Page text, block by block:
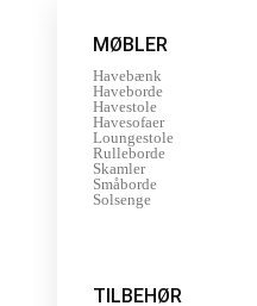
MØBLER
Havebænk
Haveborde
Havestole
Havesofaer
Loungestole
Rulleborde
Skamler
Småborde
Solsenge
TILBEHØR